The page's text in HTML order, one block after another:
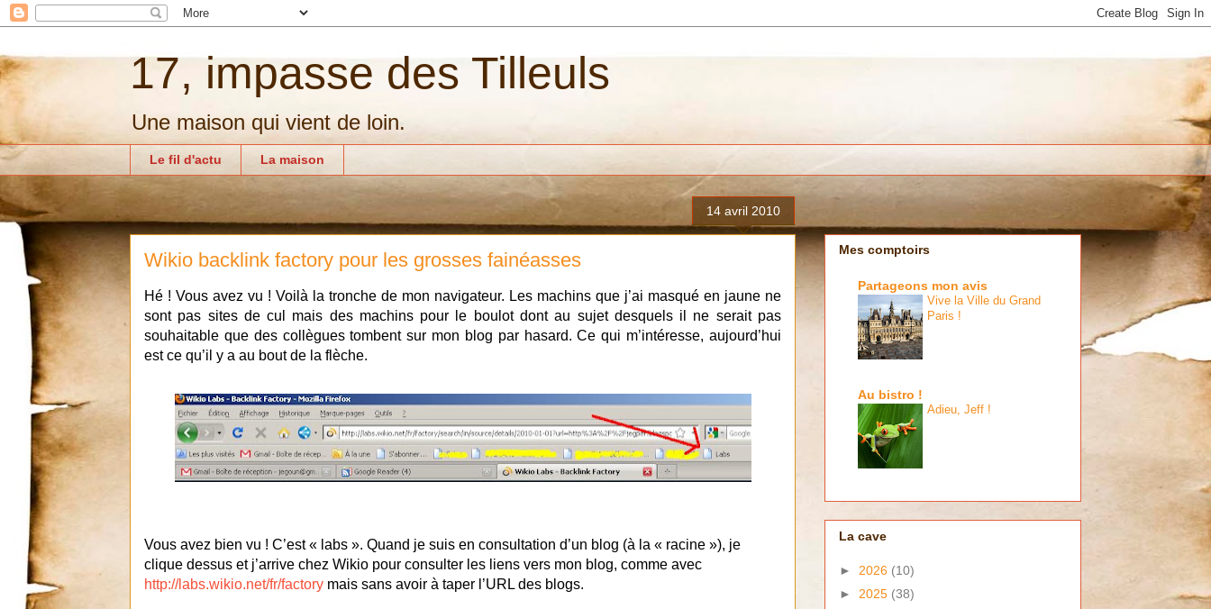
17, impasse des Tilleuls
Une maison qui vient de loin.
Le fil d'actu La maison
14 avril 2010
Wikio backlink factory pour les grosses fainéasses
Hé ! Vous avez vu ! Voilà la tronche de mon navigateur. Les machins que j’ai masqué en jaune ne
sont pas sites de cul mais des machins pour le boulot dont au sujet desquels il ne serait pas
souhaitable que des collègues tombent sur mon blog par hasard. Ce qui m’intéresse, aujourd’hui
est ce qu’il y a au bout de la flèche.
Vous avez bien vu ! C’est « labs ». Quand je suis en consultation d’un blog (à la « racine »), je
clique dessus et j’arrive chez Wikio pour consulter les liens vers mon blog, comme avec
http://labs.wikio.net/fr/factory mais sans avoir à taper l’URL des blogs.
Mes comptoirs
Partageons mon avis
Vive la Ville du Grand
Paris !
Au bistro !
Adieu, Jeff !
La cave
► 2026 (10)
► 2025 (38)